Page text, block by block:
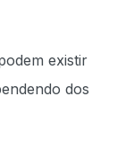
existir
dos